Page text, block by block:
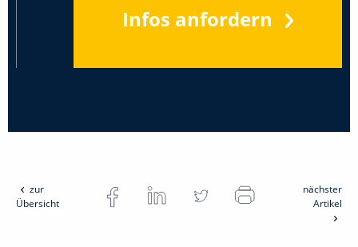
Infos anfordern
zur
Übersicht
nächster
Artikel